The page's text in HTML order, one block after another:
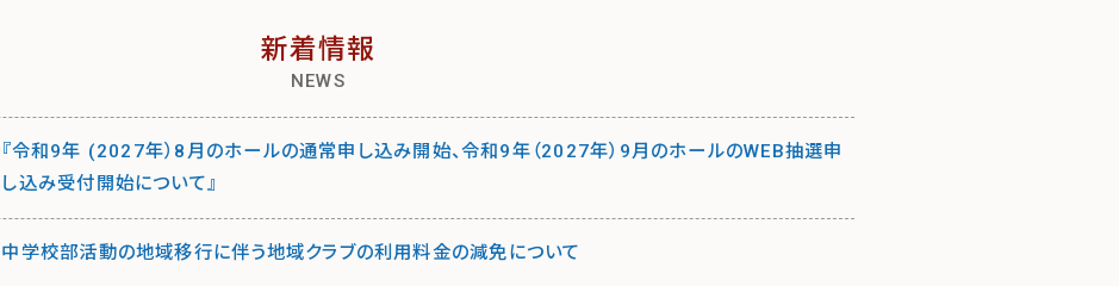
新着情報
NEWS
『令和9年 (2027年）8月のホールの通常申し込み開始、令和9年（2027年）9月のホールのWEB抽選申
し込み受付開始について』
中学校部活動の地域移行に伴う地域クラブの利用料金の減免について